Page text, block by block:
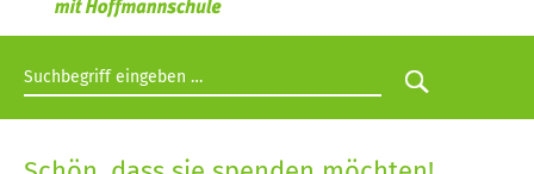
Suchbegriff eingeben
Suche